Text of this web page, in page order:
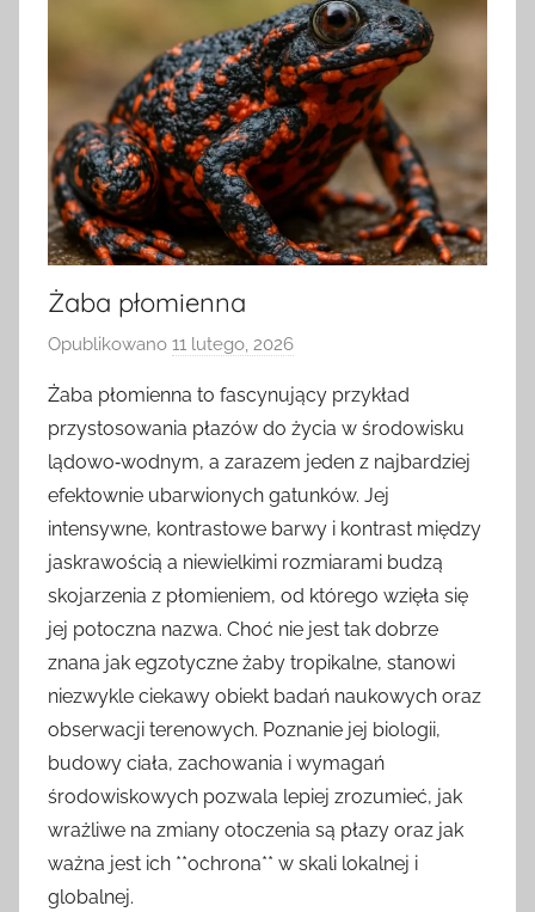
Żaba płomienna
Opublikowano 11 lutego, 2026
z
e
z
Żaba płomienna to fascynujący przykład
przystosowania płazów do życia w środowisku
lądowo‑wodnym, a zarazem jeden z najbardziej
efektownie ubarwionych gatunków. Jej
intensywne, kontrastowe barwy i kontrast między
jaskrawością a niewielkimi rozmiarami budzą
skojarzenia z płomieniem, od którego wzięła się
jej potoczna nazwa. Choć nie jest tak dobrze
znana jak egzotyczne żaby tropikalne, stanowi
niezwykle ciekawy obiekt badań naukowych oraz
obserwacji terenowych. Poznanie jej biologii,
budowy ciała, zachowania i wymagań
środowiskowych pozwala lepiej zrozumieć, jak
wrażliwe na zmiany otoczenia są płazy oraz jak
ważna jest ich **ochrona** w skali lokalnej i
globalnej.